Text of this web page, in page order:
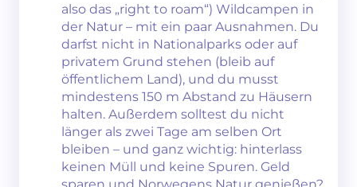
also das „right to roam“) Wildcampen in
der Natur – mit ein paar Ausnahmen. Du
darfst nicht in Nationalparks oder auf
privatem Grund stehen (bleib auf
öffentlichem Land), und du musst
mindestens 150 m Abstand zu Häusern
halten. Außerdem solltest du nicht
länger als zwei Tage am selben Ort
bleiben – und ganz wichtig: hinterlass
keinen Müll und keine Spuren. Geld
sparen und Norwegens Natur genießen?